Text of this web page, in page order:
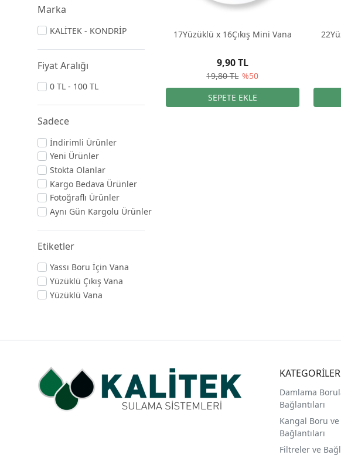
Marka
KALİTEK - KONDRİP
Fiyat Aralığı
0 TL - 100 TL
Sadece
İndirimli Ürünler
Yeni Ürünler
Stokta Olanlar
Kargo Bedava Ürünler
Fotoğraflı Ürünler
Aynı Gün Kargolu Ürünler
Etiketler
Yassı Boru İçin Vana
Yüzüklü Çıkış Vana
Yüzüklü Vana
17Yüzüklü x 16Çıkış Mini Vana
19,80 TL %50
9,90 TL
KATEGORİLER
Damlama
Bağlantıları
Kangal Boru ve
Bağlantıları
Filtreler ve